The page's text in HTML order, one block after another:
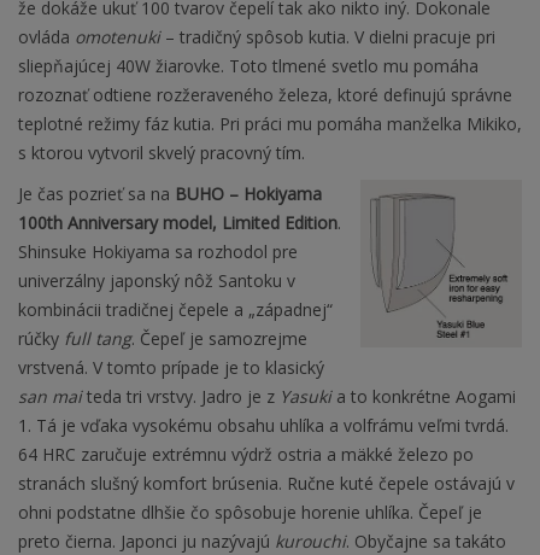
že dokáže ukuť 100 tvarov čepelí tak ako nikto iný. Dokonale
ovláda omotenuki– tradičný spôsob kutia. V dielni pracuje pri
sliepňajúcej 40W žiarovke. Toto tlmené svetlo mu pomáha
rozoznať odtiene rozžeraveného železa, ktoré definujú správne
teplotné režimy fáz kutia. Pri práci mu pomáha manželka Mikiko,
s ktorou vytvoril skvelý pracovný tím.
Je čas pozrieť sa na BUHO – Hokiyama
100th Anniversary model, Limited Edition.
Shinsuke Hokiyama sa rozhodol pre
univerzálny japonský nôž Santoku v
kombinácii tradičnej čepele a „západnej“
rúčky full tang. Čepeľ je samozrejme
vrstvená. V tomto prípade je to klasický
san maiteda tri vrstvy. Jadro je z Yasukia to konkrétne Aogami
1. Tá je vďaka vysokému obsahu uhlíka a volfrámu veľmi tvrdá.
64 HRC zaručuje extrémnu výdrž ostria a mäkké železo po
stranách slušný komfort brúsenia. Ručne kuté čepele ostávajú v
ohni podstatne dlhšie čo spôsobuje horenie uhlíka. Čepeľ je
preto čierna. Japonci ju nazývajú kurouchi. Obyčajne sa takáto